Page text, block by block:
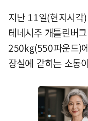
지난 11일(현지시각
테네시주 개틀린버
250㎏(550파운드)
장실에 갇히는 소동